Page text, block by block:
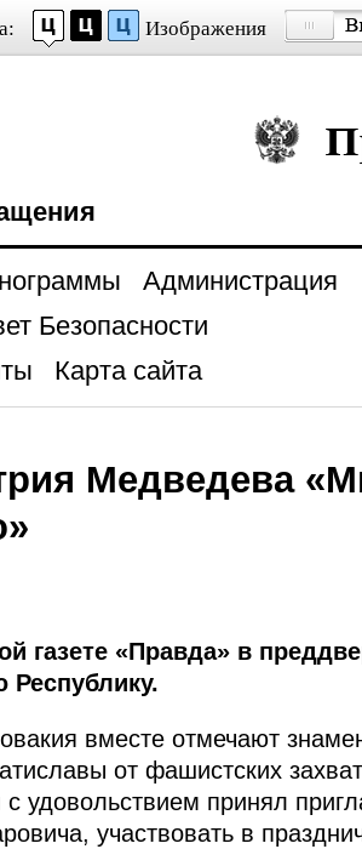
Изображения
Администрация
Безопасности
Карта сайта
Медведева
газете «Правда» в
Республику.
вместе отмечают
от фашистских
удовольствием принял
участвовать в